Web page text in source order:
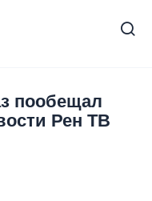
пообещал
Рен ТВ